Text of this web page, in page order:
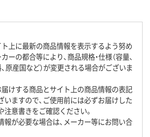
ト上に最新の商品情報を表示するよう努め
ーの都合等により、商品規格・仕様（容量、
原産国など）が変更される場合がございま
届けする商品とサイト上の商品情報の表記
いますので、ご使用前には必ずお届けした
意書きをご確認ください。
報が必要な場合は、メーカー等にお問い合